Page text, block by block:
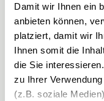
Damit wir Ihnen ein
anbieten können,
platziert, damit wir
Ihnen somit die
die Sie
zu Ihrer
(z.B. soziale